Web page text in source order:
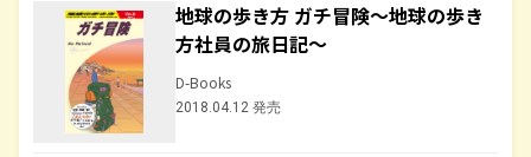
地球の歩き方 ガチ冒険～地球の歩き
方社員の旅日記～
D-Books
2018.04.12 発売